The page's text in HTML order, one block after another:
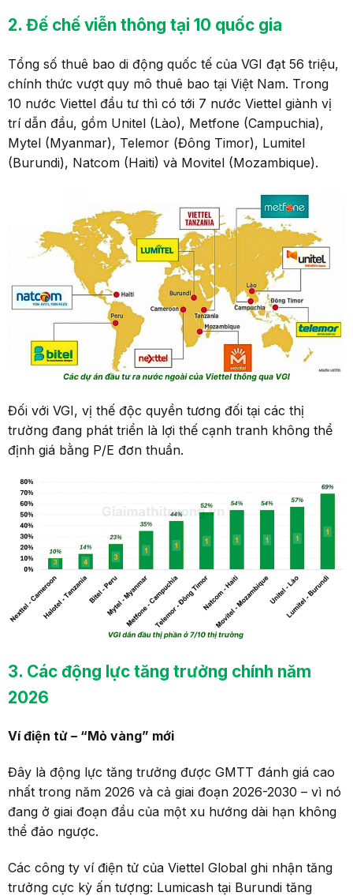
2. Đế chếviễn thông tại 10 quốc gia
Tổng số thuê bao di động quốc tế của VGI đạt 56 triệu,
chính thức vượt quy mô thuê bao tại Việt Nam. Trong
10 nước Viettel đầu tư thì có tới 7 nước Viettel giành vị
trí dẫn đầu, gồm Unitel (Lào), Metfone (Campuchia),
Mytel (Myanmar), Telemor (Đông Timor), Lumitel
(Burundi), Natcom (Haiti) và Movitel (Mozambique).
Đối với VGI, vị thế độc quyền tương đối tại các thị
trường đang phát triển là lợi thế cạnh tranh không thể
định giá bằng P/E đơn thuần.
3. Các động lực tăng trưởng chính năm
2026
Ví điện tử –“Mỏ vàng” mới
Đây là động lực tăng trưởng được GMTT đánh giá cao
nhất trong năm 2026 và cả giai đoạn 2026-2030 – vì nó
đang ở giai đoạn đầu của một xu hướng dài hạn không
thể đảo ngược.
Các công ty ví điện tử của Viettel Global ghi nhận tăng
trưởng cực kỳ ấn tượng: Lumicash tại Burundi tăng